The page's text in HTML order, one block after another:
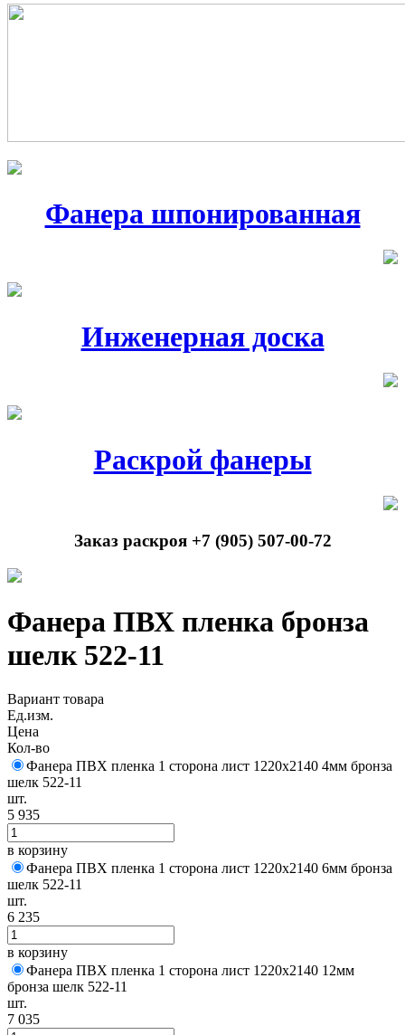
Фанера шпонированная
Инженерная доска
Раскрой фанеры
Заказ раскроя +7 (905) 507-00-72
Фанера ПВХ пленка бронза
шелк 522-11
Вариант товара
Ед.изм.
Цена
Кол-во
Фанера ПВХ пленка 1 сторона лист 1220х2140 4мм бронза
шелк 522-11
шт.
5 935
в корзину
Фанера ПВХ пленка 1 сторона лист 1220х2140 6мм бронза
шелк 522-11
шт.
6 235
в корзину
Фанера ПВХ пленка 1 сторона лист 1220х2140 12мм
бронза шелк 522-11
шт.
7 035